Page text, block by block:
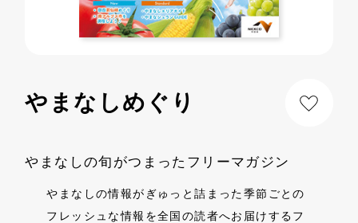
やまなしめぐり
やまなしの旬がつまったフリーマガジン
やまなしの情報がぎゅっと詰まった季節ごとの
フレッシュな情報を全国の読者へお届けするフ